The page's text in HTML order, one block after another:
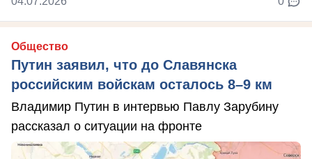
Общество
Путин заявил, что до Славянска
российским войскам осталось 8–9 км
Владимир Путин в интервью Павлу Зарубину
рассказал о ситуации на фронте